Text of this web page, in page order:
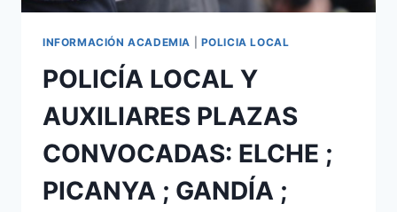
INFORMACIÓN ACADEMIA POLICIA LOCAL
POLICÍA LOCAL Y
AUXILIARES PLAZAS
CONVOCADAS: ELCHE ;
PICANYA ; GANDÍA ;